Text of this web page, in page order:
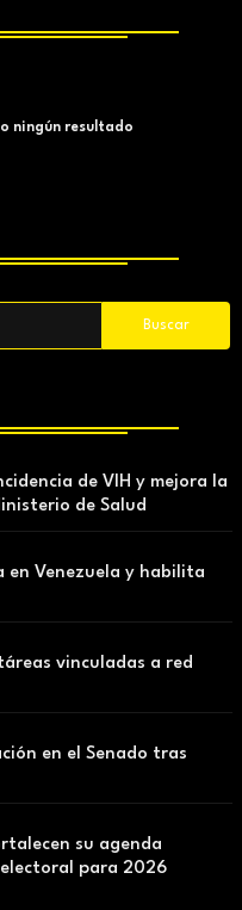
ningún resultado
de VIH y mejora la
de Salud
en Venezuela y habilita
vinculadas a red
en el Senado tras
su agenda
para 2026